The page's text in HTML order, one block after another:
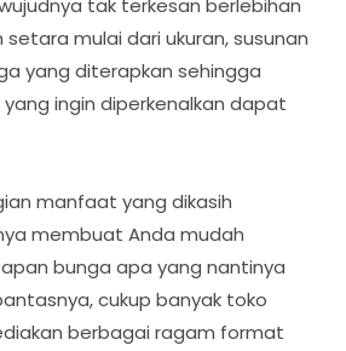
tak terkesan berlebihan
mulai dari ukuran, susunan
yang diterapkan sehingga
ingin diperkenalkan dapat
manfaat yang dikasih
membuat Anda mudah
bunga apa yang nantinya
cukup banyak toko
berbagai ragam format